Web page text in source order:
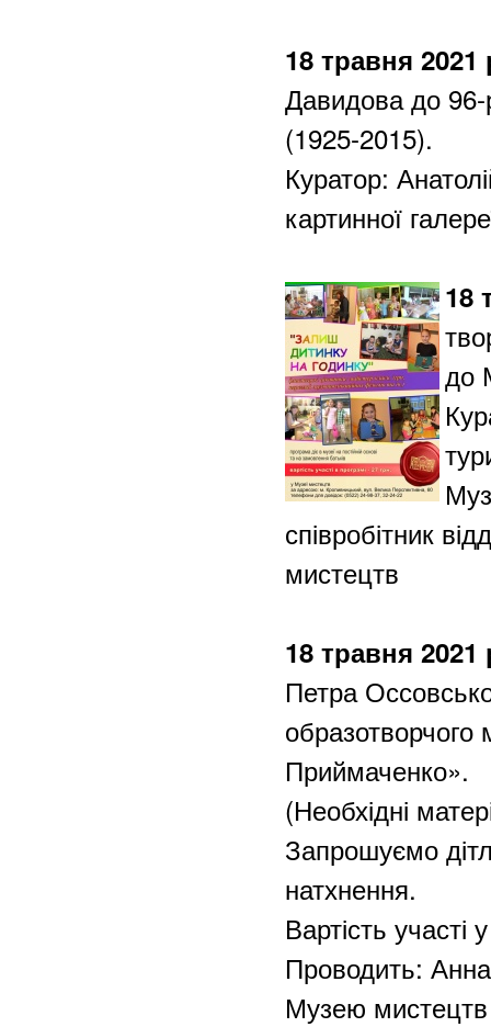
18 травня 2021
Давидова до 96-
(1925-2015).
Куратор:
картинної
18
до
співробітник
мистецтв
18 травня 2021
Петра
образотворчого
Приймаченко».
(Необхідні
Запрошуємо
натхнення.
Вартість
Проводить: Анна
Музею мистецтв